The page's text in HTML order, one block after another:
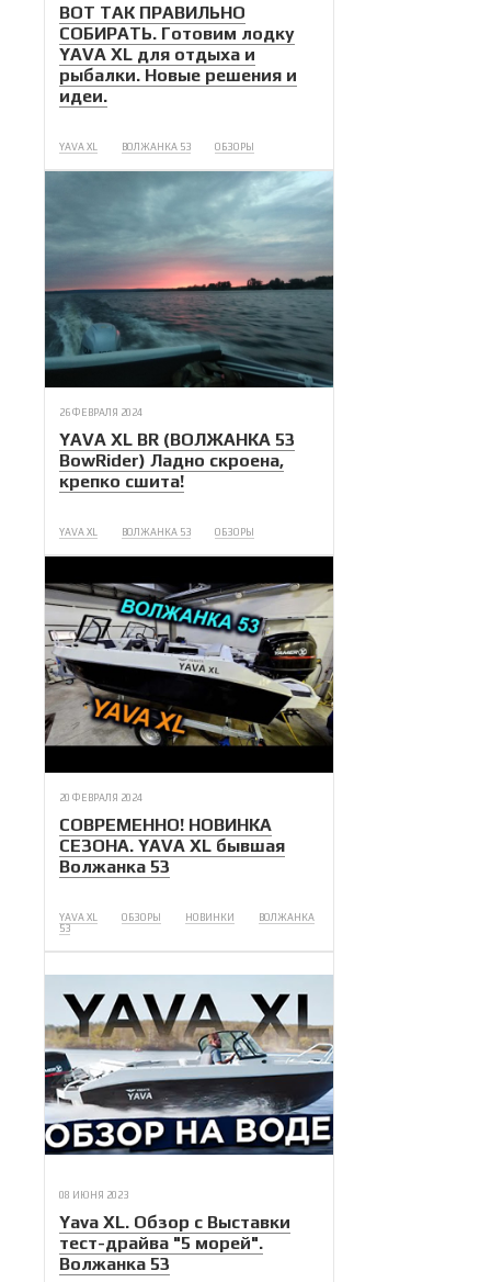
ВОТ ТАК ПРАВИЛЬНО
СОБИРАТЬ. Готовим лодку
YAVA XL для отдыха и
рыбалки. Новые решения и
идеи.
YAVA XL ВОЛЖАНКА 53 ОБЗОРЫ
26 ФЕВРАЛЯ 2024
YAVA XL BR (ВОЛЖАНКА 53
BowRider) Ладно скроена,
крепко сшита!
YAVA XL ВОЛЖАНКА 53 ОБЗОРЫ
20 ФЕВРАЛЯ 2024
СОВРЕМЕННО! НОВИНКА
СЕЗОНА. YAVA XL бывшая
Волжанка 53
YAVA XL ОБЗОРЫ НОВИНКИ
ВОЛЖАНКА
53
08 ИЮНЯ 2023
Yava XL. Обзор с Выставки
тест-драйва "5 морей".
Волжанка 53